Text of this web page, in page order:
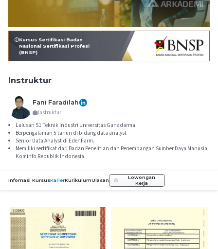
Kursus Sertifikasi Badan
Nasional Sertifikasi Profesi
(BNSP)
Instruktur
Fani Faradilah
Instruktur
Lulusan S1 Teknik Industri Universitas Gunadarma
Berpengalaman 5 tahun di bidang data analyst
Senior Data Analyst di EdenFarm.
Memiliki sertifikat dari Badan Penelitian dan Penembangan Sumber Daya Manusia
Kominfo Republik Indonesia
Infomasi KursusKarierKurikulumUlasan
Lowongan
Kerja